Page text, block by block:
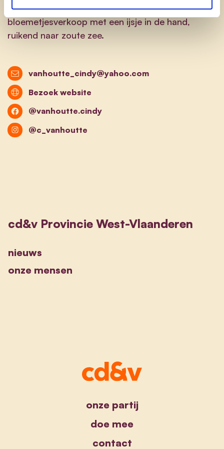
zonnige dag op het strand na te praten over de
bloemetjesverkoop met een ijsje in de hand,
ruikend naar zoute zee.
vanhoutte_cindy@yahoo.com
Bezoek website
@vanhoutte.cindy
@c_vanhoutte
cd&v Provincie West-Vlaanderen
nieuws
onze mensen
onze partij
doe mee
contact